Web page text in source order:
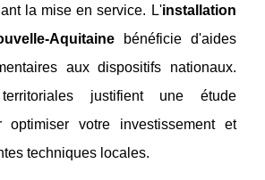
la mise en service. L'installation
Aquitainebénéficie d'aides
aux dispositifs nationaux.
justifient une étude
optimiser votre investissement et
techniques locales.